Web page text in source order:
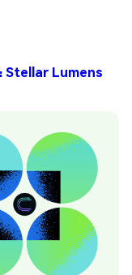
Stellar Lumens